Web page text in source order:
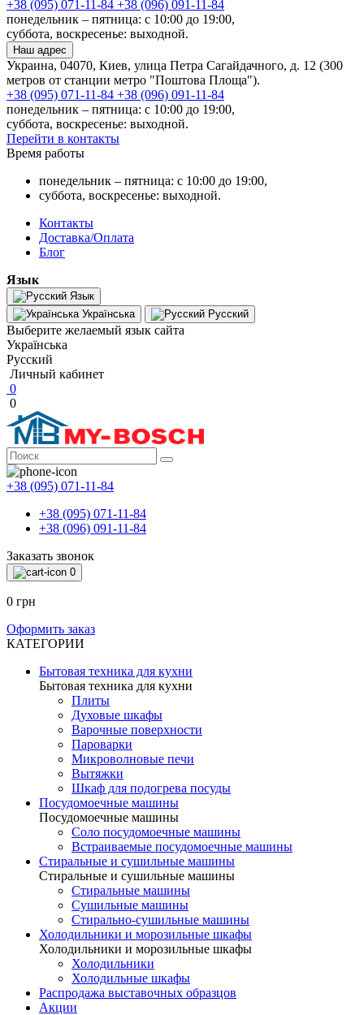
+38 (095) 071-11-84 +38 (096) 091-11-84
понедельник – пятница: с 10:00 до 19:00,
суббота, воскресенье: выходной.
Наш адрес
Украина, 04070, Киев, улица Петра Сагайдачного, д. 12 (300
метров от станции метро "Поштова Площа").
+38 (095) 071-11-84 +38 (096) 091-11-84
понедельник – пятница: с 10:00 до 19:00,
суббота, воскресенье: выходной.
Перейти в контакты
Время работы
понедельник – пятница: с 10:00 до 19:00,
суббота, воскресенье: выходной.
Контакты
Доставка/Оплата
Блог
Язык
Язык
Українська
Русский
Выберите желаемый язык сайта
Українська
Русский
Личный кабинет
0
0
+38 (095) 071-11-84
+38 (095) 071-11-84
+38 (096) 091-11-84
Заказать звонок
0
0 грн
Оформить заказ
КАТЕГОРИИ
Бытовая техника для кухни
Бытовая техника для кухни
Плиты
Духовые шкафы
Варочные поверхности
Пароварки
Микроволновые печи
Вытяжки
Шкаф для подогрева посуды
Посудомоечные машины
Посудомоечные машины
Соло посудомоечные машины
Встраиваемые посудомоечные машины
Стиральные и сушильные машины
Стиральные и сушильные машины
Стиральные машины
Сушильные машины
Стирально-сушильные машины
Холодильники и морозильные шкафы
Холодильники и морозильные шкафы
Холодильники
Холодильные шкафы
Распродажа выставочных образцов
Акции